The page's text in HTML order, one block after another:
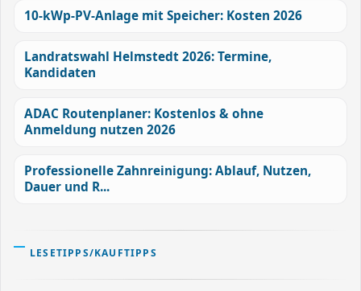
10-kWp-PV-Anlage mit Speicher: Kosten 2026
Landratswahl Helmstedt 2026: Termine,
Kandidaten
ADAC Routenplaner: Kostenlos & ohne
Anmeldung nutzen 2026
Professionelle Zahnreinigung: Ablauf, Nutzen,
Dauer und R...
LESETIPPS/KAUFTIPPS